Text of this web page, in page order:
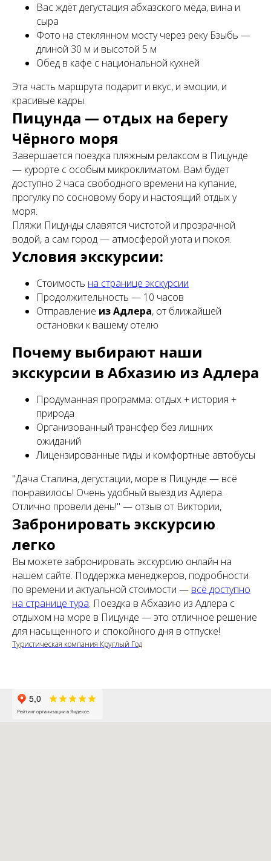
Вас ждёт дегустация абхазского мёда, вина и
сыра
Фото на стеклянном мосту через реку Бзыбь —
длиной 30 м и высотой 5 м
Обед в кафе с национальной кухней
Эта часть маршрута подарит и вкус, и эмоции, и
красивые кадры.
Пицунда — отдых на берегу
Чёрного моря
Завершается поездка пляжным релаксом в Пицунде
— курорте с особым микроклиматом. Вам будет
доступно 2 часа свободного времени на купание,
прогулку по сосновому бору и настоящий отдых у
моря.
Пляжи Пицунды славятся чистотой и прозрачной
водой, а сам город — атмосферой уюта и покоя.
Условия экскурсии:
Стоимость на странице экскурсии
Продолжительность — 10 часов
Отправление из Адлера, от ближайшей
остановки к вашему отелю
Почему выбирают наши
экскурсии в Абхазию из Адлера
Продуманная программа: отдых + история +
природа
Организованный трансфер без лишних
ожиданий
Лицензированные гиды и комфортные автобусы
"Дача Сталина, дегустации, море в Пицунде — всё
понравилось! Очень удобный выезд из Адлера.
Отлично провели день!" — отзыв от Виктории,
Забронировать экскурсию
легко
Вы можете забронировать экскурсию онлайн на
нашем сайте. Поддержка менеджеров, подробности
по времени и актуальной стоимости — всё доступно
на странице тура. Поездка в Абхазию из Адлера с
отдыхом на море в Пицунде — это отличное решение
для насыщенного и спокойного дня в отпуске!
Туристическая компания Круглый Год